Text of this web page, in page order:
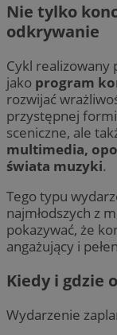
Nie tylko
odkrywanie
Cykl realizowany
jako program
rozwijać
przystępnej
sceniczne, ale
multimedia,
świata muzyki.
Tego typu
najmłodszych z
pokazywać, że
angażujący i
Kiedy i gdzie
Wydarzenie